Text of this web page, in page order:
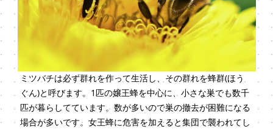
ミツバチは必ず群れを作って生活し、その群れを蜂群(ほう
ぐん)と呼びます。1匹の嬢王蜂を中心に、小さな巣でも数千
匹が暮らしてています。数が多いので巣の撤去が困難になる
場合が多いです。女王蜂に危害を加えると集団で襲われてし